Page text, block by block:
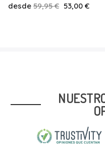
desde 59,95 € 53,00 €